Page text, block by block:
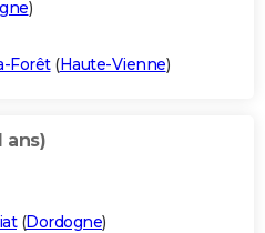
)
Forêt(Haute-Vienne)
ans)
(Dordogne)